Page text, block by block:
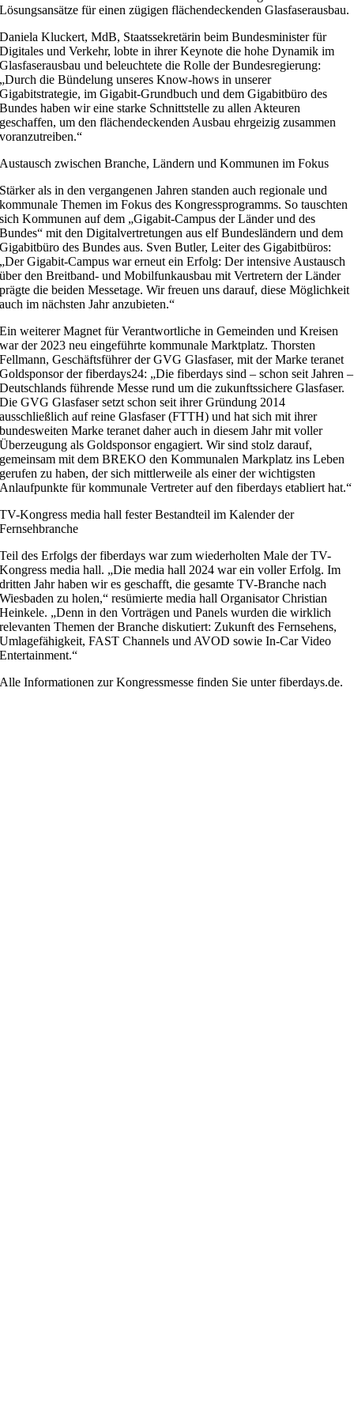
Lösungsansätze für einen zügigen flächendeckenden Glasfaserausbau.
Daniela Kluckert, MdB, Staatssekretärin beim Bundesminister für
Digitales und Verkehr, lobte in ihrer Keynote die hohe Dynamik im
Glasfaserausbau und beleuchtete die Rolle der Bundesregierung:
„Durch die Bündelung unseres Know-hows in unserer
Gigabitstrategie, im Gigabit-Grundbuch und dem Gigabitbüro des
Bundes haben wir eine starke Schnittstelle zu allen Akteuren
geschaffen, um den flächendeckenden Ausbau ehrgeizig zusammen
voranzutreiben.“
Austausch zwischen Branche, Ländern und Kommunen im Fokus
Stärker als in den vergangenen Jahren standen auch regionale und
kommunale Themen im Fokus des Kongressprogramms. So tauschten
sich Kommunen auf dem „Gigabit-Campus der Länder und des
Bundes“ mit den Digitalvertretungen aus elf Bundesländern und dem
Gigabitbüro des Bundes aus. Sven Butler, Leiter des Gigabitbüros:
„Der Gigabit-Campus war erneut ein Erfolg: Der intensive Austausch
über den Breitband- und Mobilfunkausbau mit Vertretern der Länder
prägte die beiden Messetage. Wir freuen uns darauf, diese Möglichkeit
auch im nächsten Jahr anzubieten.“
Ein weiterer Magnet für Verantwortliche in Gemeinden und Kreisen
war der 2023 neu eingeführte kommunale Marktplatz. Thorsten
Fellmann, Geschäftsführer der GVG Glasfaser, mit der Marke teranet
Goldsponsor der fiberdays24: „Die fiberdays sind – schon seit Jahren –
Deutschlands führende Messe rund um die zukunftssichere Glasfaser.
Die GVG Glasfaser setzt schon seit ihrer Gründung 2014
ausschließlich auf reine Glasfaser (FTTH) und hat sich mit ihrer
bundesweiten Marke teranet daher auch in diesem Jahr mit voller
Überzeugung als Goldsponsor engagiert. Wir sind stolz darauf,
gemeinsam mit dem BREKO den Kommunalen Markplatz ins Leben
gerufen zu haben, der sich mittlerweile als einer der wichtigsten
Anlaufpunkte für kommunale Vertreter auf den fiberdays etabliert hat.“
TV-Kongress media hall fester Bestandteil im Kalender der
Fernsehbranche
Teil des Erfolgs der fiberdays war zum wiederholten Male der TV-
Kongress media hall. „Die media hall 2024 war ein voller Erfolg. Im
dritten Jahr haben wir es geschafft, die gesamte TV-Branche nach
Wiesbaden zu holen,“ resümierte media hall Organisator Christian
Heinkele. „Denn in den Vorträgen und Panels wurden die wirklich
relevanten Themen der Branche diskutiert: Zukunft des Fernsehens,
Umlagefähigkeit, FAST Channels und AVOD sowie In-Car Video
Entertainment.“
Alle Informationen zur Kongressmesse finden Sie unter fiberdays.de.